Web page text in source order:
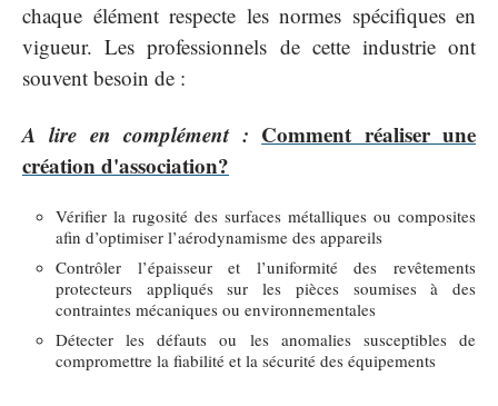
chaque élément respecte les normes spécifiques en
vigueur. Les professionnels de cette industrie ont
souvent besoin de :
A lire en complément : Comment réaliser une
création d'association?
Vérifier la rugosité des surfaces métalliques ou composites
afin d’optimiser l’aérodynamisme des appareils
Contrôler l’épaisseur et l’uniformité des revêtements
protecteurs appliqués sur les pièces soumises à des
contraintes mécaniques ou environnementales
Détecter les défauts ou les anomalies susceptibles de
compromettre la fiabilité et la sécurité des équipements